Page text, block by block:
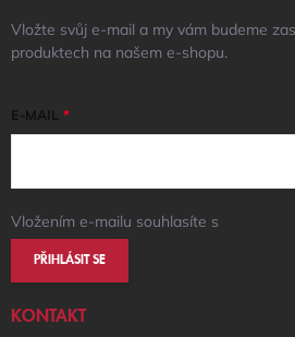
Vložte svůj e-mail a my vám budeme
produktech na našem e-shopu.
E-MAIL
Vložením e-mailu souhlasíte s
PŘIHLÁSIT SE
KONTAKT